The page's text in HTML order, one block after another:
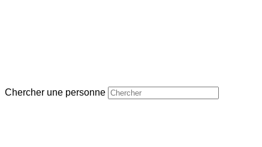
Chercher une personne